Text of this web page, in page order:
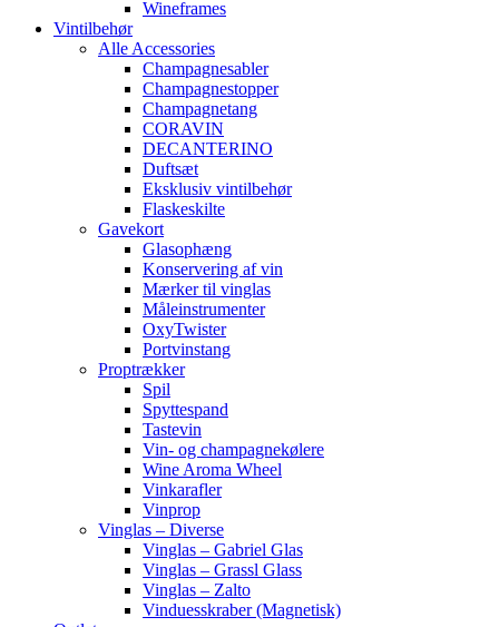
Wineframes
Vintilbehør
Alle Accessories
Champagnesabler
Champagnestopper
Champagnetang
CORAVIN
DECANTERINO
Duftsæt
Eksklusiv vintilbehør
Flaskeskilte
Gavekort
Glasophæng
Konservering af vin
Mærker til vinglas
Måleinstrumenter
OxyTwister
Portvinstang
Proptrækker
Spil
Spyttespand
Tastevin
Vin- og champagnekølere
Wine Aroma Wheel
Vinkarafler
Vinprop
Vinglas – Diverse
Vinglas – Gabriel Glas
Vinglas – Grassl Glass
Vinglas – Zalto
Vinduesskraber (Magnetisk)